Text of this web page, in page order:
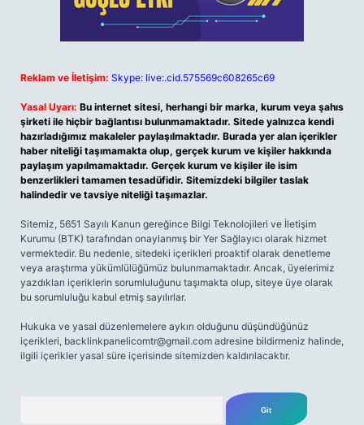
Reklam ve İletişim: Skype: live:.cid.575569c608265c69
Yasal Uyarı: Bu internet sitesi, herhangi bir marka, kurum veya şahıs
şirketi ile hiçbir bağlantısı bulunmamaktadır. Sitede yalnızca kendi
hazırladığımız makaleler paylaşılmaktadır. Burada yer alan içerikler
haber niteliği taşımamakta olup, gerçek kurum ve kişiler hakkında
paylaşım yapılmamaktadır. Gerçek kurum ve kişiler ile isim
benzerlikleri tamamen tesadüfidir. Sitemizdeki bilgiler taslak
halindedir ve tavsiye niteliği taşımazlar.
Sitemiz, 5651 Sayılı Kanun gereğince Bilgi Teknolojileri ve İletişim
Kurumu (BTK) tarafından onaylanmış bir Yer Sağlayıcı olarak hizmet
vermektedir. Bu nedenle, sitedeki içerikleri proaktif olarak denetleme
veya araştırma yükümlülüğümüz bulunmamaktadır. Ancak, üyelerimiz
yazdıkları içeriklerin sorumluluğunu taşımakta olup, siteye üye olarak
bu sorumluluğu kabul etmiş sayılırlar.
Hukuka ve yasal düzenlemelere aykırı olduğunu düşündüğünüz
içerikleri, backlinkpanelicomtr@gmail.com adresine bildirmeniz halinde,
ilgili içerikler yasal süre içerisinde sitemizden kaldırılacaktır.